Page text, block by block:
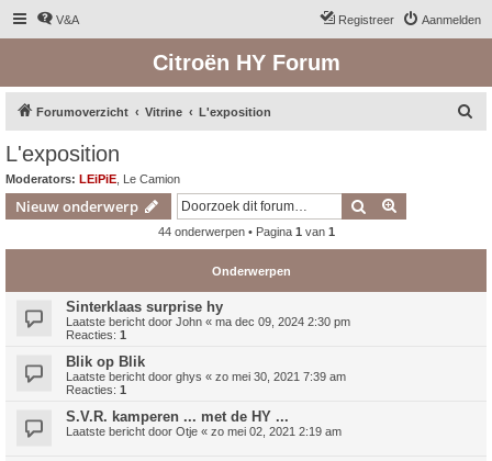
V&A Aanmelden
Registreer
Citroën HY Forum
Forumoverzicht Vitrine L'exposition
L'exposition
Moderators: LEiPiE Le Camion
Nieuw onderwerp Zoek
44 onderwerpen • Pagina 1 van 1
Onderwerpen
Sinterklaas surprise hy
Laatste bericht door John « ma dec 09, 2024 2:30 pm
Reacties: 1
Blik op Blik
Laatste bericht door ghys « zo mei 30, 2021 7:39 am
Reacties: 1
S.V.R. kamperen ... met de HY ...
Laatste bericht door Otje « zo mei 02, 2021 2:19 am